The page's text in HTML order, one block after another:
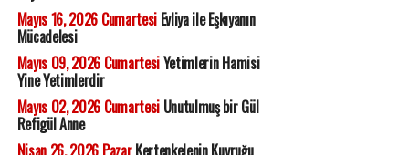
Mayıs 16, 2026 CumartesiEvliya ile Eşkıyanın
Mücadelesi
Mayıs 09, 2026 CumartesiYetimlerin Hamisi
Yine Yetimlerdir
Mayıs 02, 2026 CumartesiUnutulmuş bir Gül
Refigül Anne
Nisan 26, 2026 PazarKertenkelenin Kuyruğu